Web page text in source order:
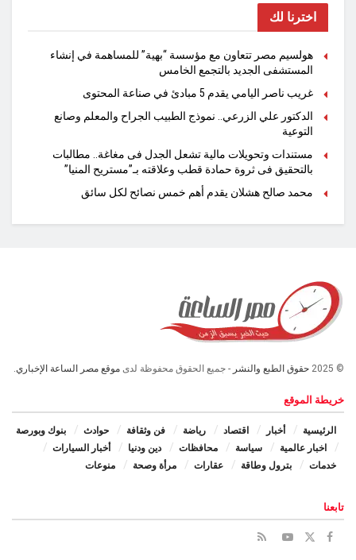
اخترنا لك
هولسيم مصر تتعاون مع مؤسسة “بهية” للمساهمة في إنشاء
المستشفى الجديد بالتجمع الخامس
غريب ناصر اليامي يقدم 5 مبادئ في صناعة المحتوى
الدكتور علي الزرعي.. نموذج الطبيب الجراح والمعلم وصانع
التوعية
مستندات وتحويلات مالية تشعل الجدل فى مغاغة.. مطالبات
بالتحقيق فى ثروة حمادة قطب وعلاقته بـ”مستريح المنيا”
محمد صالح هشلان يقدم أهم خمس نصائح لكل سائق
© 2025 حقوق الطبع والنشر - جميع الحقوق محفوظة لدى موقع مصر الساعة الإخباري.
خريطة الموقع
الرئيسية أخبار اقتصاد رياضة فن وثقافة حوادث
بنوك وبورصة
اخبار عالمية
سياسة محافظات دين ودنيا
أخبار السيارات
خدمات
بترول وطاقة عقارات مرأة وصحة منوعات
تابعنا